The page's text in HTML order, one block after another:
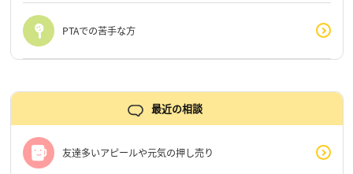
PTAでの苦手な方
最近の相談
友達多いアピールや元気の押し売り